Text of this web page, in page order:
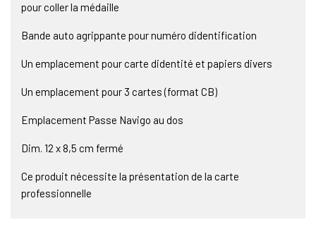
pour coller la médaille
Bande auto agrippante pour numéro didentification
Un emplacement pour carte didentité et papiers divers
Un emplacement pour 3 cartes (format CB)
Emplacement Passe Navigo au dos
Dim. 12 x 8,5 cm fermé
Ce produit nécessite la présentation de la carte
professionnelle